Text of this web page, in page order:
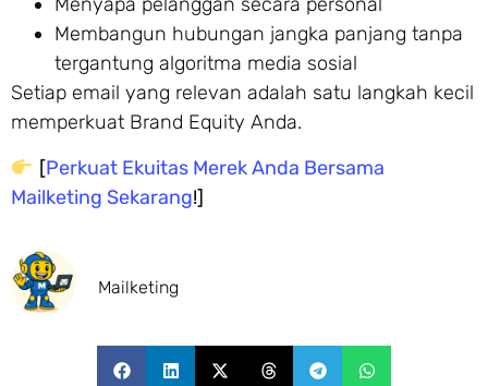
Membangun hubungan jangka panjang tanpa
tergantung algoritma media sosial
Setiap email yang relevan adalah satu langkah kecil
memperkuat Brand Equity Anda.
[Perkuat Ekuitas Merek Anda Bersama
Mailketing Sekarang!]
Mailketing